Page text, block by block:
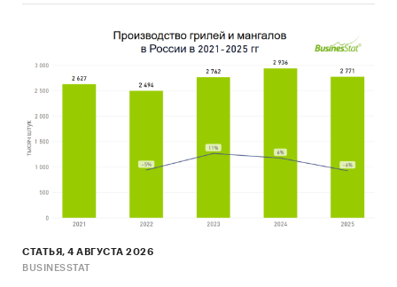
Ожидается, что в ближайшие 5 лет объем
рынка event-услуг и BTL мероприятий в
Москве и Московской области будет иметь
растущий характер. В 2023 году размер рынка
составит *** млрд руб., а к концу 2027 г.
достигнет значения в *** млрд руб. Таким
образом, рост рынка в ближайшие 5 лет
2022 года.
В целом проведенные расчеты соответствуют
существующим тенденциям. В целом за
последние десятилетия наблюдается
СТАТЬЯ, 4 АВГУСТА 2026
BUSINESSTAT